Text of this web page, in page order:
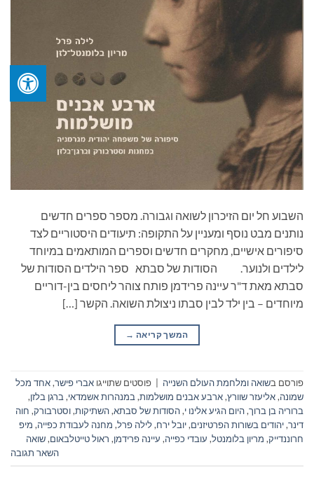
השבוע חל יום הזיכרון לשואה וגבורה. מספר ספרים חדשים
נותנים מבט נוסף ומעניין על התקופה: תיעודים היסטוריים לצד
סיפורים אישיים, מחקרים חדשים וספרים המותאמים במיוחד
לילדים ולנוער. הסודות של סבתא ספר הילדים הסודות של
סבתא מאת ד"ר עיינה פרידמן פותח צוהר ליחסים בין-דוריים
מיוחדים – בין ילד לבין סבתו ניצולת השואה. הקשר […]
המשך קריאה →
פורסם בשואה ומלחמת העולם השנייה פוסטים שתוייגו אברי פישר,אחד מכל
שמונה,אליעזר שוורץ,ארבע אבנים מושלמות,במנהרות אשמדאי,ברגן בלזן,
ברוריה בן ברוך,היום הגיע אלינו י,הסודות של סבתא,השתיקות,וסטרבורק, חוה
דינר,יהודים בשורות הפרטיזנים,יובל ירח,לילה פרל, מחנה לעבודת כפייה, מיפ
חרוננדייק, מריון בלומנטל, עובדי כפייה, עיינה פרידמן, ראול טייטלבאום,שואה
השאר תגובה